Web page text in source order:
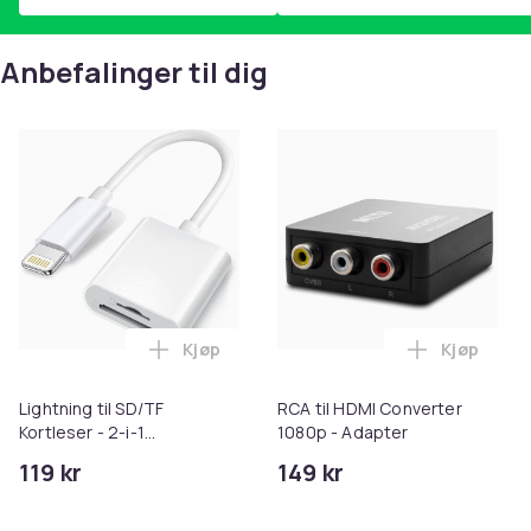
Anbefalinger til dig
Lightning til SD/TF
Kortleser - 2-i-1
iPhone/iPad
119 kr
Legg Lightning til SD/TF Kortleser - 2-i-
Kjøp
RCA til HDMI Converter
1080p - Adapter
149 kr
Legg
Kjøp